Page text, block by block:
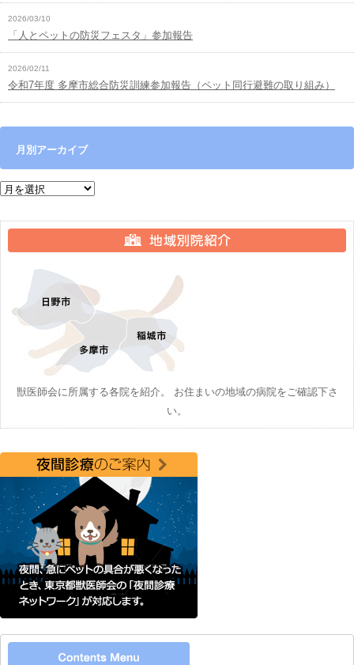
2026/03/10
「人とペットの防災フェスタ」参加報告
2026/02/11
令和7年度 多摩市総合防災訓練参加報告（ペット同行避難の取り組み）
月別アーカイブ
月別アーカイブ
獣医師会に所属する各院を紹介。 お住まいの地域の病院をご確認下さ
い。